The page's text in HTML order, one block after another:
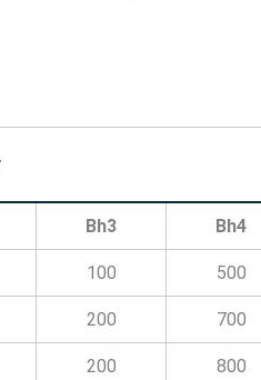
Bh3 Bh4
100 500
200 700
200 800